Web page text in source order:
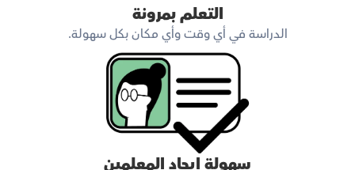
التعلم بمرونة
الدراسة في أي وقت وأي مكان بكل سهولة.
سهولة إيجاد المعلمين